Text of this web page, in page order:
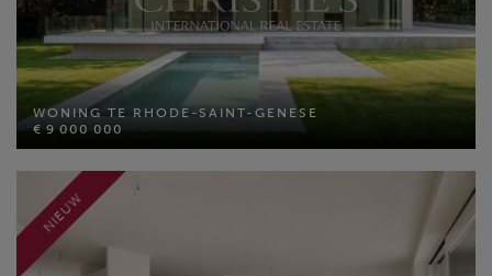
WONING TE RHODE-SAINT-GENESE
€ 9 000 000
WONING TE RHODE-SAINT-GENESE
€ 9 000 000
NIEUW